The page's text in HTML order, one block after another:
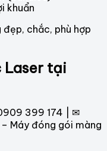
khuẩn
chắc, phù hợp
Laser tại
399 174 | ✉
Máy đóng gói màng